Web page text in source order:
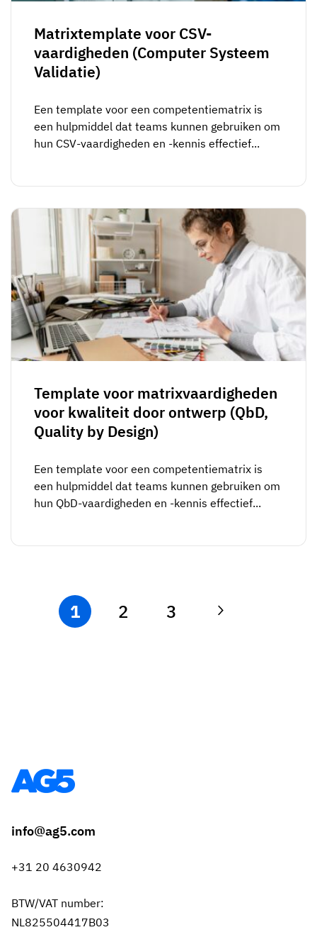
Matrixtemplate voor CSV-
vaardigheden (Computer Systeem
Validatie)
Een template voor een competentiematrix is
een hulpmiddel dat teams kunnen gebruiken om
hun CSV-vaardigheden en -kennis effectief...
Template voor matrixvaardigheden
voor kwaliteit door ontwerp (QbD,
Quality by Design)
Een template voor een competentiematrix is
een hulpmiddel dat teams kunnen gebruiken om
hun QbD-vaardigheden en -kennis effectief...
1 2 3
info@ag5.com
+31 20 4630942
BTW/VAT number:
NL825504417B03